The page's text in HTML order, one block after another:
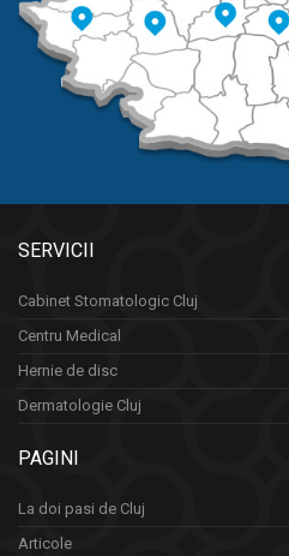
SERVICII
Cabinet Stomatologic Cluj
Centru Medical
Hernie de disc
Dermatologie Cluj
PAGINI
La doi pasi de Cluj
Articole